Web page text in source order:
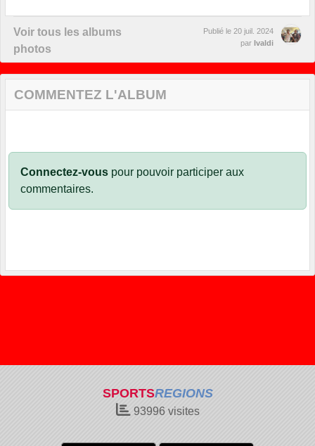
Voir tous les albums
photos
Publié le 20 juil. 2024
par Ivaldi
COMMENTEZ L'ALBUM
Connectez-vous pour pouvoir participer aux
commentaires.
SPORTSREGIONS
93996visites